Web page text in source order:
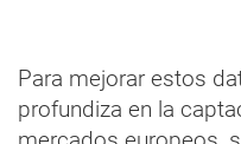
Para mejorar estos
profundiza en la